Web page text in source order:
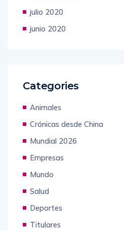
julio 2020
junio 2020
Categories
Animales
Crónicas desde China
Mundial 2026
Empresas
Mundo
Salud
Deportes
Titulares